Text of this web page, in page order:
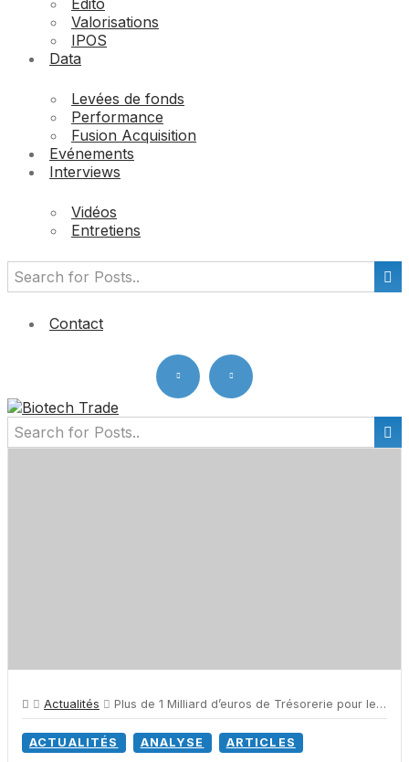
Edito
Valorisations
IPOS
Data
Levées de fonds
Performance
Fusion Acquisition
Evénements
Interviews
Vidéos
Entretiens
Contact
Actualités Plus de 1 Milliard d’euros de Trésorerie pour les Biotechs françaises
ACTUALITÉS ANALYSE ARTICLES